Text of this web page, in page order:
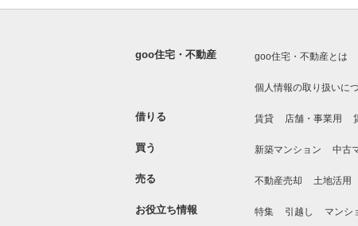
goo住宅・不動産 goo住宅・不動産とは
個人情報の取り扱いに
借りる 賃貸 店舗・事業用
買う 新築マンション 中古
売る 不動産売却 土地活用
お役立ち情報 特集 引越し マンシ